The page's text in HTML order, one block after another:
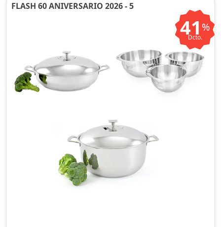
FLASH 60 ANIVERSARIO 2026 - 5
41 %
Dcto.